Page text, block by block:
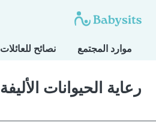
موارد المجتمع نصائح للعائلات
رعاية الحيوانات الأليفة